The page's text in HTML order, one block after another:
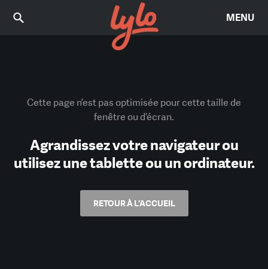
MENU
Cette page n’est pas optimisée pour cette taille de
fenêtre ou d’écran.
Agrandissez votre navigateur ou
utilisez une tablette ou un ordinateur.
RETOUR À L'ACCUEIL